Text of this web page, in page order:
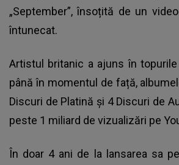
„September”, însoțită de un
întunecat.
Artistul britanic a ajuns în
până în momentul de față,
Discuri de Platină și 4 Discuri de
peste 1 miliard de vizualizări pe
În doar 4 ani de la lansarea sa